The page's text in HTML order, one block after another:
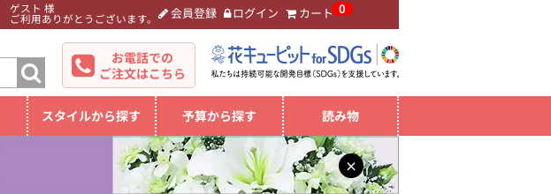
ゲスト 様
ご利用ありがとうございます。 会員登録 ログイン カート 0
お電話での
ご注文はこちら
スタイルから探す 予算から探す 読み物
×